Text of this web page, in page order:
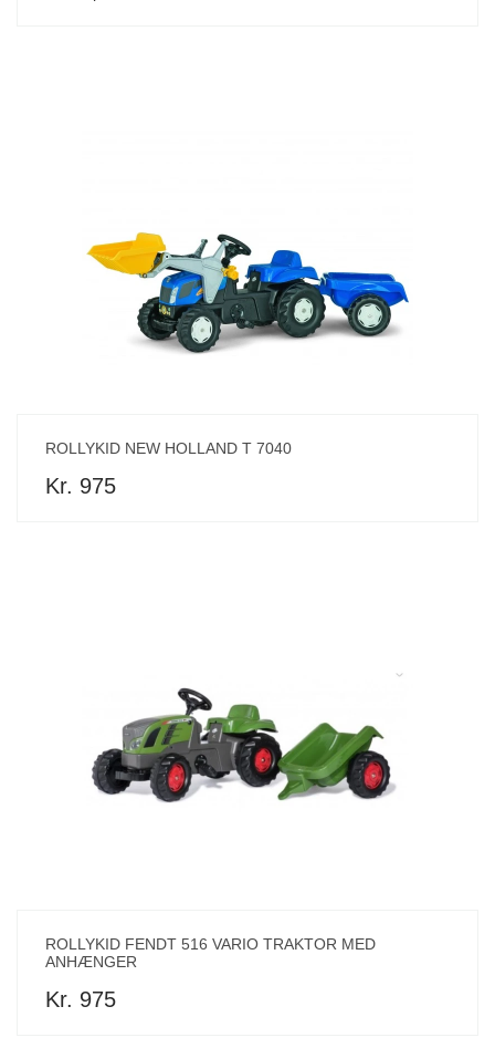
ROLLYKID NEW HOLLAND T 7040
Kr. 975
ROLLYKID FENDT 516 VARIO TRAKTOR MED
ANHÆNGER
Kr. 975